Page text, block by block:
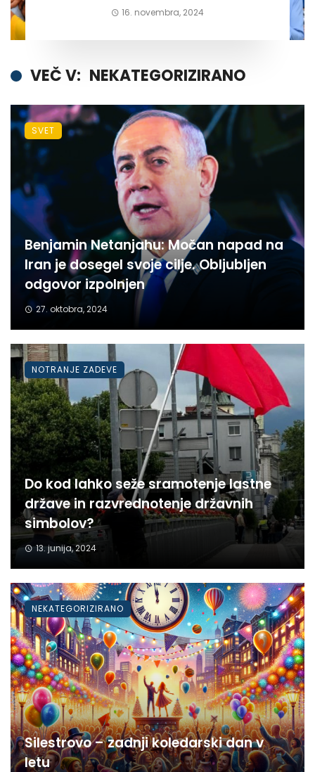
16. novembra, 2024
VEČ V: NEKATEGORIZIRANO
Benjamin Netanjahu: Močan napad na
Iran je dosegel svoje cilje. Obljubljen
odgovor izpolnjen
27. oktobra, 2024
SVET
Do kod lahko seže sramotenje lastne
države in razvrednotenje državnih
simbolov?
13. junija, 2024
NOTRANJE ZADEVE
Silestrovo – zadnji koledarski dan v
letu
NEKATEGORIZIRANO